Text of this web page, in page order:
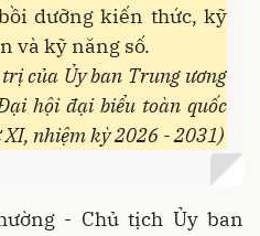
dưỡng kiến thức, kỹ
và kỹ năng số.
của Ủy ban Trung ương
hội đại biểu toàn quốc
nhiệm kỳ 2026 - 2031)
- Chủ tịch Ủy ban